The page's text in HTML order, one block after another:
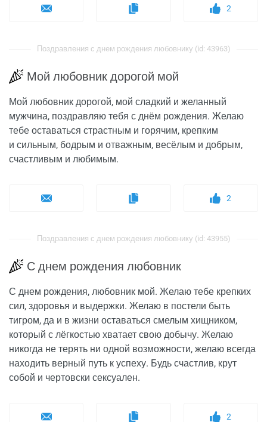
2
Поздравления с днем рождения любовнику (id: 43963)
Мой любовник дорогой мой
Мой любовник дорогой, мой сладкий и желанный
мужчина, поздравляю тебя с днём рождения. Желаю
тебе оставаться страстным и горячим, крепким
и сильным, бодрым и отважным, весёлым и добрым,
счастливым и любимым.
2
Поздравления с днем рождения любовнику (id: 43955)
С днем рождения любовник
С днем рождения, любовник мой. Желаю тебе крепких
сил, здоровья и выдержки. Желаю в постели быть
тигром, да и в жизни оставаться смелым хищником,
который с лёгкостью хватает свою добычу. Желаю
никогда не терять ни одной возможности, желаю всегда
находить верный путь к успеху. Будь счастлив, крут
собой и чертовски сексуален.
2